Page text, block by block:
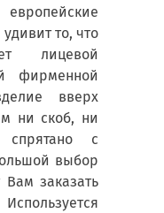
то, что
лицевой
фирменной
вверх
ни скоб, ни
с
выбор
заказать